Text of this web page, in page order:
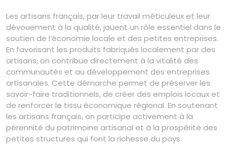
Les artisans français, par leur travail méticuleux et leur
dévouement à la qualité, jouent un rôle essentiel dans le
soutien de l’économie locale et des petites entreprises.
En favorisant les produits fabriqués localement par des
artisans, on contribue directement à la vitalité des
communautés et au développement des entreprises
artisanales. Cette démarche permet de préserver les
savoir-faire traditionnels, de créer des emplois locaux et
de renforcer le tissu économique régional. En soutenant
les artisans français, on participe activement à la
pérennité du patrimoine artisanal et à la prospérité des
petites structures qui font la richesse du pays.